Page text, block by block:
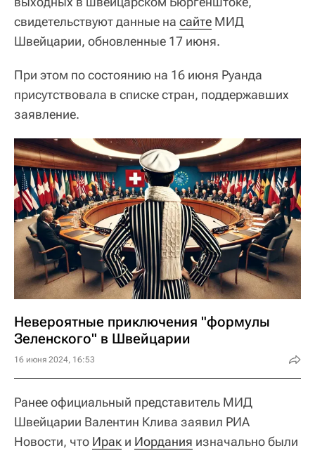
свидетельствуют данные на сайте МИД
Швейцарии, обновленные 17 июня.
При этом по состоянию на 16 июня Руанда
присутствовала в списке стран, поддержавших
заявление.
Невероятные приключения "формулы
Зеленского" в Швейцарии
16 июня 2024, 16:53
Ранее официальный представитель МИД
Швейцарии Валентин Клива заявил РИА
Новости, что Ирак и Иордания изначально были